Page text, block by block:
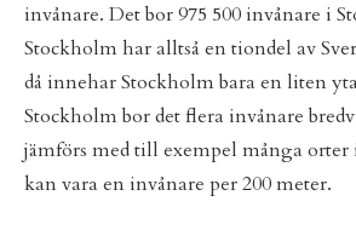
invånare. Det bor 975 500 invånare i
Stockholm har alltså en tiondel av
då innehar Stockholm bara en liten
Stockholm bor det flera invånare
jämförs med till exempel många orter
kan vara en invånare per 200 meter.